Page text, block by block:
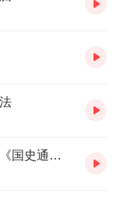
化、显性思维工具
个方面展开思维导图
结合实际案例由浅入
与步骤予以讲解。
思维导图第04讲 案例：用思维导图阅读《国史通鉴》